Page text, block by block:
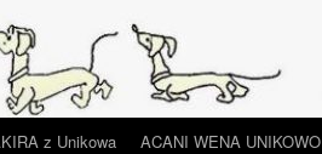
z Unikowa ACANI WENA UNIKOWO